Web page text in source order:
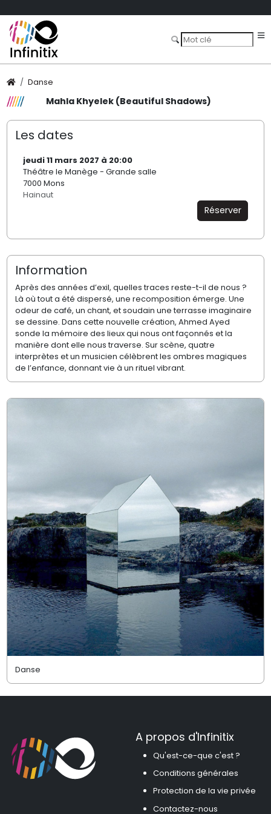
Danse
Mahla Khyelek (Beautiful Shadows)
Les dates
jeudi 11 mars 2027 à 20:00
Théâtre le Manège - Grande salle
7000 Mons
Hainaut
Réserver
Information
Après des années d’exil, quelles traces reste-t-il de nous ?
Là où tout a été dispersé, une recomposition émerge. Une
odeur de café, un chant, et soudain une terrasse imaginaire
se dessine. Dans cette nouvelle création, Ahmed Ayed
sonde la mémoire des lieux qui nous ont façonnés et la
manière dont elle nous traverse. Sur scène, quatre
interprètes et un musicien célèbrent les ombres magiques
de l’enfance, donnant vie à un rituel vibrant.
Danse
A propos d'Infinitix
Qu'est-ce-que c'est ?
Conditions générales
Protection de la vie privée
Contactez-nous